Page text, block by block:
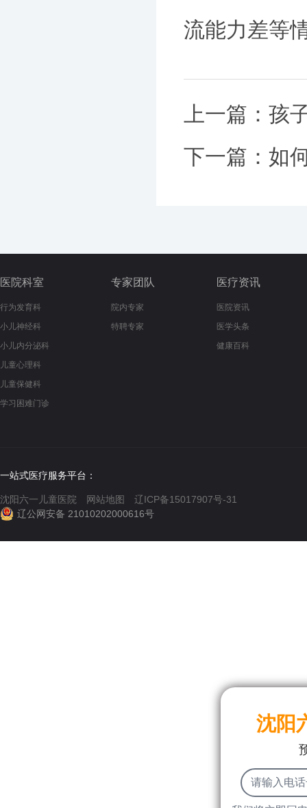
流能力差等
上一篇： 孩
下一篇： 如
医院科室
行为发育科
小儿神经科
小儿内分泌科
儿童心理科
儿童保健科
学习困难门诊
专家团队
院内专家
特聘专家
医疗资讯
医院资讯
医学头条
健康百科
一站式医疗服务平台：
沈阳六一儿童医院 网站地图
辽ICP备15017907号-31
辽公网安备 21010202000616号
沈阳